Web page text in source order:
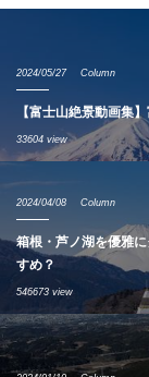
2024/05/27 Column
【富士山絶景動画集
33604 view
2024/04/08 Column
箱根・芦ノ湖を優雅
すめ？
546673 view